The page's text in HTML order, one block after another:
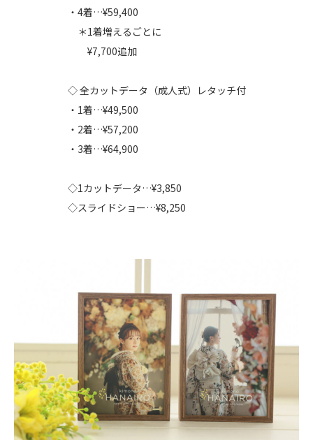
・4着…¥59,400
＊1着増えるごとに
¥7,700追加
◇ 全カットデータ（成人式）レタッチ付
・1着…¥49,500
・2着…¥57,200
・3着…¥64,900
◇1カットデータ…¥3,850
◇スライドショー…¥8,250